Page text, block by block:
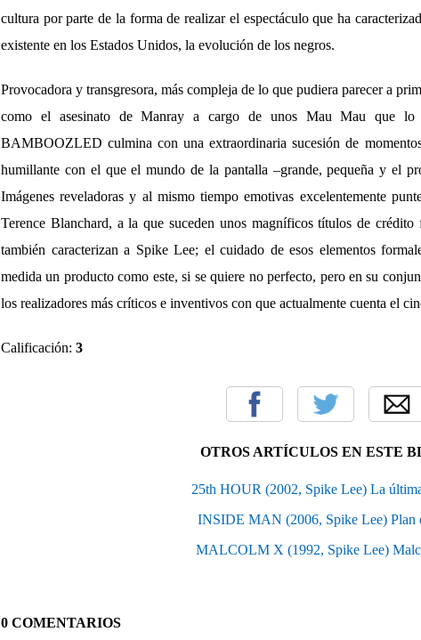
cultura por parte de la forma de realizar el espectáculo que ha
existente en los Estados Unidos, la evolución de los negros.
Provocadora y transgresora, más compleja de lo que pudiera parecer a
como el asesinato de Manray a cargo de unos Mau Mau que lo
BAMBOOZLED culmina con una extraordinaria sucesión de
humillante con el que el mundo de la pantalla –grande, pequeña y el
Imágenes reveladoras y al mismo tiempo emotivas excelentemente
Terence Blanchard, a la que suceden unos magníficos títulos de
también caracterizan a Spike Lee; el cuidado de esos elementos
medida un producto como este, si se quiere no perfecto, pero en su
los realizadores más críticos e inventivos con que actualmente cuenta el
Calificación: 3
OTROS ARTÍCULOS EN ESTE
25th HOUR (2002, Spike Lee) La
INSIDE MAN (2006, Spike Lee) Plan
MALCOLM X (1992, Spike Lee)
0 COMENTARIOS